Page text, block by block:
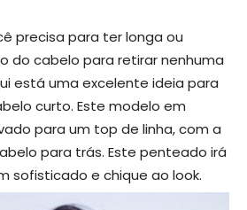
precisa para ter longa ou
do cabelo para retirar nenhuma
está uma excelente ideia para
curto. Este modelo em
para um top de linha, com a
para trás. Este penteado irá
sofisticado e chique ao look.